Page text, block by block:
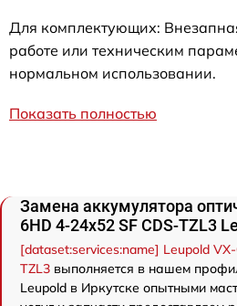
Для комплектующих:
работе или техническим
нормальном использовании.
Показать полностью
Замена аккумулятора
6HD 4-24x52 SF CDS-TZL3
[dataset:services:name] Leupold
TZL3 выполняется в нашем
Leupold в Иркутске опытными